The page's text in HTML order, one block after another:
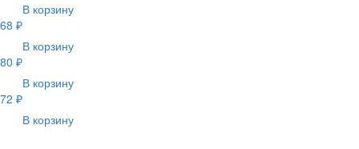
В корзину
68 ₽
В корзину
80 ₽
В корзину
72 ₽
В корзину